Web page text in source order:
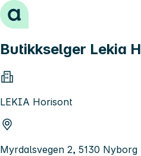
Hopp til innhold
Butikkselger Lekia
LEKIA Horisont
Myrdalsvegen 2, 5130 Nyborg